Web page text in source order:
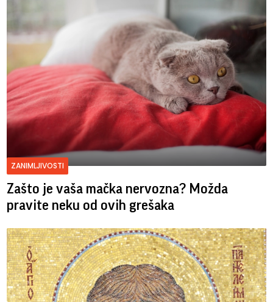
ZANIMLJIVOSTI
Zašto je vaša mačka nervozna? Možda
pravite neku od ovih grešaka